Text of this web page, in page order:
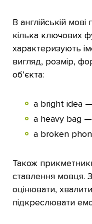
В англійській
кілька ключових
характеризують
вигляд, розмір,
об’єкта:
a bright idea —
a heavy bag
a broken
Також
ставлення мовця.
оцінювати,
підкреслювати